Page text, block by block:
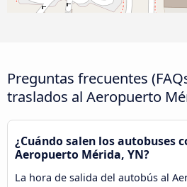
Preguntas frecuentes
traslados al Aeropuerto
¿Cuándo salen los autobuses
Aeropuerto Mérida, YN?
La hora de salida del autobús al